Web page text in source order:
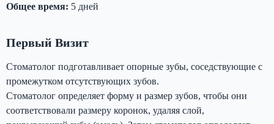
Общее время: 5 дней
Первый Визит
Стоматолог подготавливает опорные зубы, соседствующие с
промежутком отсутствующих зубов.
Стоматолог определяет форму и размер зубов, чтобы они
соответствовали размеру коронок, удаляя слой,